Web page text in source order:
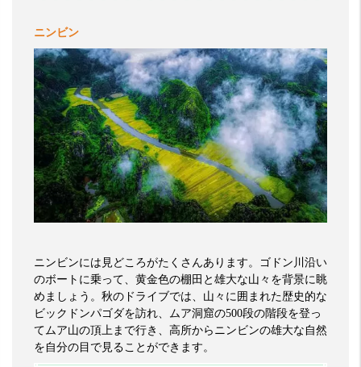
ニンビン
ニンビンには見どころがたくさんあります。ゴドン川沿い
のボートに乗って、黄金色の棚田と雄大な山々を背景に眺
めましょう。秋のドライブでは、山々に囲まれた歴史的な
ビックドンパゴダを訪れ、ムア洞窟の500段の階段を登っ
てムア山の頂上まで行き、高所からニンビンの雄大な自然
を自分の目で見ることができます。